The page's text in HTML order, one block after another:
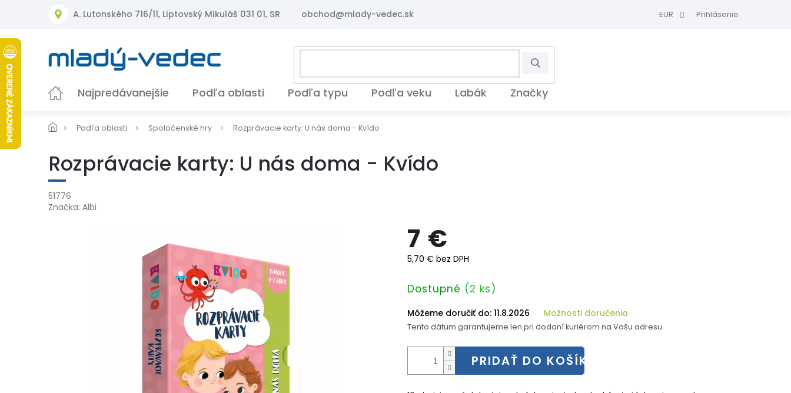
A. Lutonského 716/11, Liptovský Mikuláš 031 01, SR obchod@mlady-vedec.sk EUR Prihlásenie
Hľadať
Najpredávanejšie Podľa oblasti Podľa typu Podľa veku Labák Značky
Podľa oblasti Spoločenské hry Rozprávacie karty: U nás doma - Kvído
Rozprávacie karty: U nás doma - Kvído
51776
Značka: Albi
7 €
5,70 € bez DPH
Jednotková
Dostupné (2 ks)
Môžeme doručiť do: 11.8.2026 Možnosti doručenia
Tento dátum garantujeme len pri dodaní kuriérom na Vašu adresu.
PRIDAŤ DO KOŠÍKA